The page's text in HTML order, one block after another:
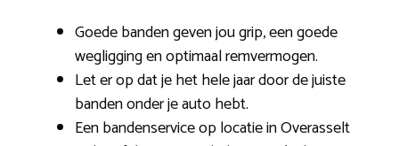
Goede banden geven jou grip, een goede
wegligging en optimaal remvermogen.
Let er op dat je het hele jaar door de juiste
banden onder je auto hebt.
Een bandenservice op locatie in Overasselt